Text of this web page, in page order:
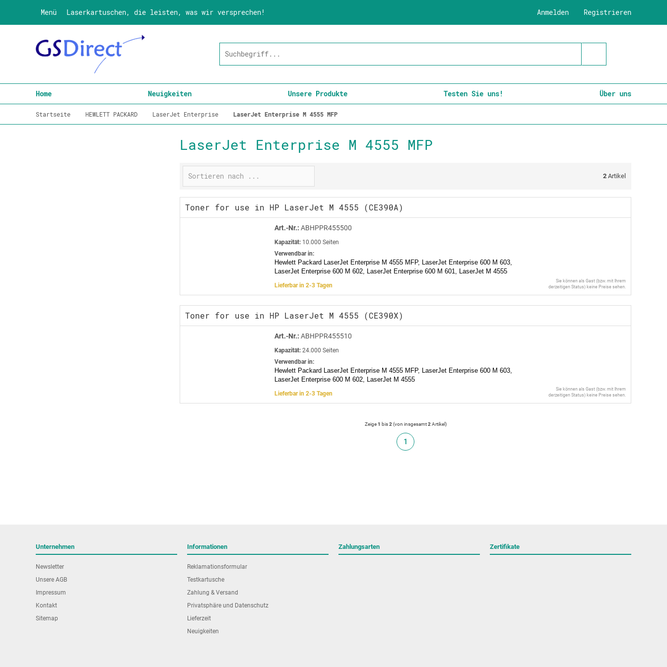
Menü Laserkartuschen, die leisten, was wir versprechen! Registrieren
Anmelden
Home Neuigkeiten Unsere Produkte Testen Sie uns! Über uns
Startseite HEWLETT PACKARD LaserJet Enterprise LaserJet Enterprise M 4555 MFP
LaserJet Enterprise M 4555 MFP
2 Artikel
Toner for use in HP LaserJet M 4555 (CE390A)
Art.-Nr.: ABHPPR455500
Kapazität: 10.000 Seiten
Verwendbar in:
Hewlett Packard LaserJet Enterprise M 4555 MFP, LaserJet Enterprise 600 M 603,
LaserJet Enterprise 600 M 602, LaserJet Enterprise 600 M 601, LaserJet M 4555
Lieferbar in 2-3 Tagen
Sie können als Gast (bzw. mit Ihrem
derzeitigen Status) keine Preise sehen.
Toner for use in HP LaserJet M 4555 (CE390X)
Art.-Nr.: ABHPPR455510
Kapazität: 24.000 Seiten
Verwendbar in:
Hewlett Packard LaserJet Enterprise M 4555 MFP, LaserJet Enterprise 600 M 603,
LaserJet Enterprise 600 M 602, LaserJet M 4555
Lieferbar in 2-3 Tagen
Sie können als Gast (bzw. mit Ihrem
derzeitigen Status) keine Preise sehen.
Zeige1 bis2 (von insgesamt2 Artikel)
1
Unternehmen
Newsletter
Unsere AGB
Impressum
Kontakt
Sitemap
Informationen
Reklamationsformular
Testkartusche
Zahlung & Versand
Privatsphäre und Datenschutz
Lieferzeit
Neuigkeiten
Zahlungsarten Zertifikate